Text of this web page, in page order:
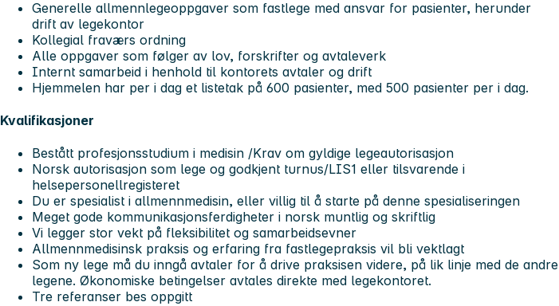
Generelle allmennlegeoppgaver som fastlege med ansvar for pasienter, herunder
drift av legekontor
Kollegial fraværs ordning
Alle oppgaver som følger av lov, forskrifter og avtaleverk
Internt samarbeid i henhold til kontorets avtaler og drift
Hjemmelen har per i dag et listetak på 600 pasienter, med 500 pasienter per i dag.
Kvalifikasjoner
Bestått profesjonsstudium i medisin /Krav om gyldige legeautorisasjon
Norsk autorisasjon som lege og godkjent turnus/LIS1 eller tilsvarende i
helsepersonellregisteret
Du er spesialist i allmennmedisin, eller villig til å starte på denne spesialiseringen
Meget gode kommunikasjonsferdigheter i norsk muntlig og skriftlig
Vi legger stor vekt på fleksibilitet og samarbeidsevner
Allmennmedisinsk praksis og erfaring fra fastlegepraksis vil bli vektlagt
Som ny lege må du inngå avtaler for å drive praksisen videre, på lik linje med de andre
legene. Økonomiske betingelser avtales direkte med legekontoret.
Tre referanser bes oppgitt